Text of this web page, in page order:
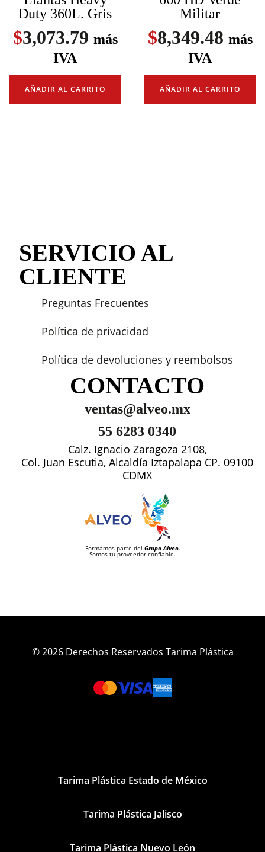
Duty 360L. Gris
$3,073.79 más
IVA
AÑADIR AL CARRITO
Militar
$8,349.48 más
IVA
AÑADIR AL CARRITO
SERVICIO AL
CLIENTE
Preguntas Frecuentes
Política de privacidad
Política de devoluciones y reembolsos
CONTACTO
ventas@alveo.mx
55 6283 0340
Calz. Ignacio Zaragoza 2108,
Col. Juan Escutia, Alcaldía Iztapalapa CP. 09100
CDMX
Formamos parte del Grupo Alveo.
Somos tu proveedor confiable.
© 2026 Derechos Reservados Tarima Plástica
Tarima Plástica Estado de México
Tarima Plástica Jalisco
Tarima Plástica Nuevo León